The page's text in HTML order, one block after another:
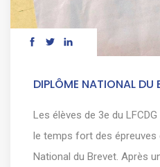
DIPLÔME NATIONAL DU
Les élèves de 3e du
le temps fort des épreuves
National du Brevet. Après